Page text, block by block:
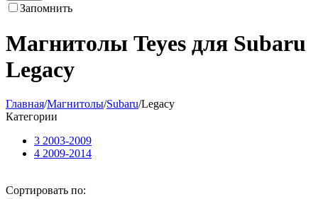
Запомнить
Магнитолы Teyes для Subaru
Legacy
Главная/Магнитолы/Subaru/Legacy
Категории
3 2003-2009
4 2009-2014
Сортировать по: